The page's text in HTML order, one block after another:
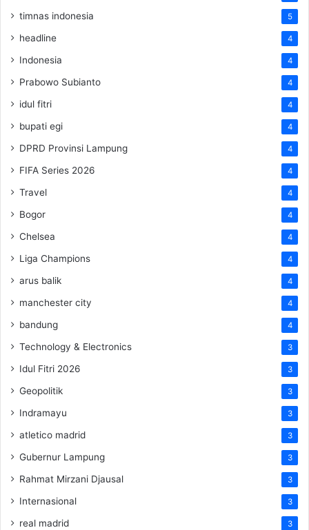
timnas indonesia 5
headline 4
Indonesia 4
Prabowo Subianto 4
idul fitri 4
bupati egi 4
DPRD Provinsi Lampung 4
FIFA Series 2026 4
Travel 4
Bogor 4
Chelsea 4
Liga Champions 4
arus balik 4
manchester city 4
bandung 4
Technology & Electronics 3
Idul Fitri 2026 3
Geopolitik 3
Indramayu 3
atletico madrid 3
Gubernur Lampung 3
Rahmat Mirzani Djausal 3
Internasional 3
real madrid 3